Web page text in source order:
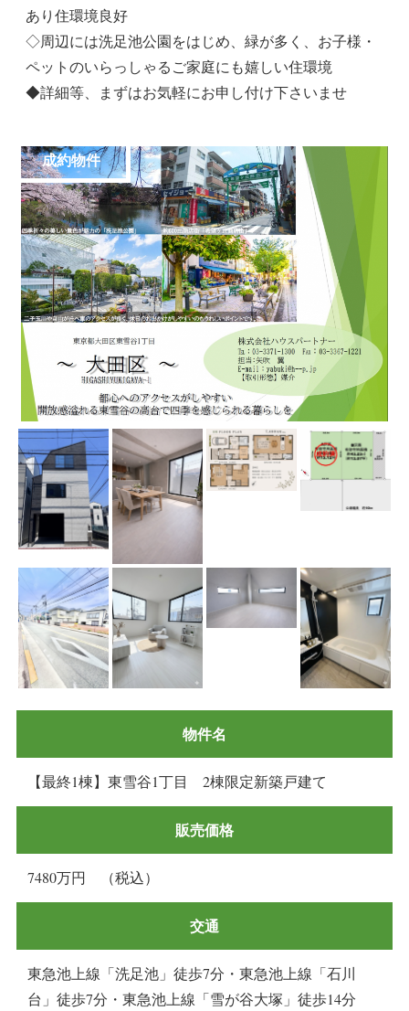
あり住環境良好
◇周辺には洗足池公園をはじめ、緑が多く、お子様・
ペットのいらっしゃるご家庭にも嬉しい住環境
◆詳細等、まずはお気軽にお申し付け下さいませ
成約物件
物件名
【最終1棟】東雪谷1丁目 2棟限定新築戸建て
販売価格
7480万円 （税込）
交通
東急池上線「洗足池」徒歩7分・東急池上線「石川
台」徒歩7分・東急池上線「雪が谷大塚」徒歩14分